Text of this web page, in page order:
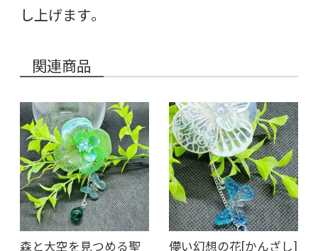
し上げます。
関連商品
森と大空を見つめる聖 儚い幻想の花[かんざし]